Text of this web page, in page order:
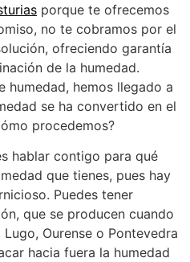
porque te ofrecemos
no te cobramos por el
ofreciendo garantía
de la humedad.
humedad, hemos llegado a
se ha convertido en el
procedemos?
hablar contigo para qué
que tienes, pues hay
Puedes tener
que se producen cuando
Ourense o Pontevedra
hacia fuera la humedad